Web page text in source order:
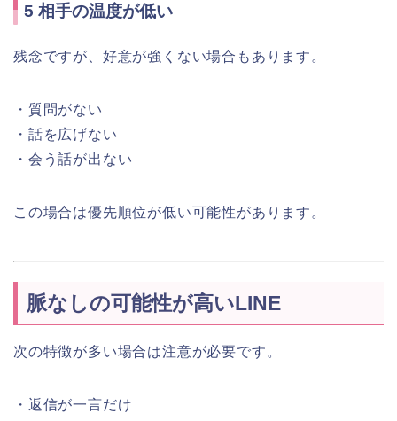
5 相手の温度が低い
残念ですが、好意が強くない場合もあります。
・質問がない
・話を広げない
・会う話が出ない
この場合は優先順位が低い可能性があります。
脈なしの可能性が高いLINE
次の特徴が多い場合は注意が必要です。
・返信が一言だけ